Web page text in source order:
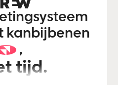
kanbijbenen
,
tijd.